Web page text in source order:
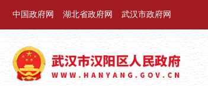
中国政府网 湖北省政府网 武汉市政府网